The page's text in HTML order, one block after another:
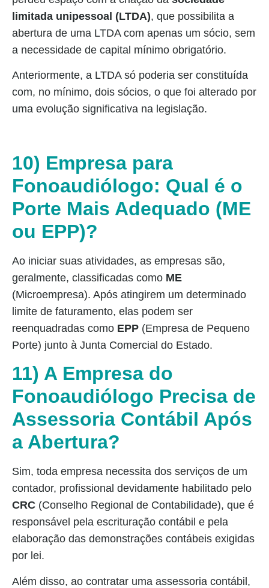
limitada unipessoal (LTDA), que possibilita a
abertura de uma LTDA com apenas um sócio, sem
a necessidade de capital mínimo obrigatório.
Anteriormente, a LTDA só poderia ser constituída
com, no mínimo, dois sócios, o que foi alterado por
uma evolução significativa na legislação.
10) Empresa para
Fonoaudiólogo: Qual é o
Porte Mais Adequado (ME
ou EPP)?
Ao iniciar suas atividades, as empresas são,
geralmente, classificadas como ME
(Microempresa). Após atingirem um determinado
limite de faturamento, elas podem ser
reenquadradas como EPP (Empresa de Pequeno
Porte) junto à Junta Comercial do Estado.
11) A Empresa do
Fonoaudiólogo Precisa de
Assessoria Contábil Após
a Abertura?
Sim, toda empresa necessita dos serviços de um
contador, profissional devidamente habilitado pelo
CRC (Conselho Regional de Contabilidade), que é
responsável pela escrituração contábil e pela
elaboração das demonstrações contábeis exigidas
por lei.
Além disso, ao contratar uma assessoria contábil,